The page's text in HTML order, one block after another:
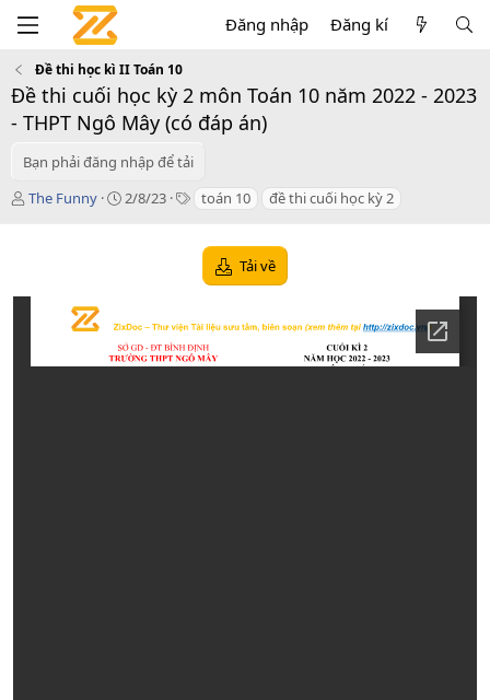
Đăng nhập Đăng kí
Đề thi học kì II Toán 10
Đề thi cuối học kỳ 2 môn Toán 10 năm 2022 - 2023
- THPT Ngô Mây (có đáp án)
Bạn phải đăng nhập để tải
T
ả
The Funny
C
n
d
2/8/23
T toán 10 đề thi cuối học kỳ 2
Tải về